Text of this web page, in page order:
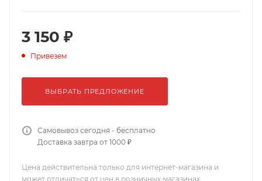
3 150 ₽
Привезем
ВЫБРАТЬ ПРЕДЛОЖЕНИЕ
Самовывоз сегодня - бесплатно
Доставка завтра от 1000 ₽
Цена действительна только для интернет-магазина и
может отличаться от цен в розничных магазинах